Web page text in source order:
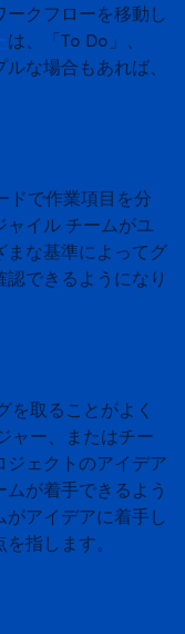
クフローを移動し
は、「To Do」、
な場合もあれば、
ドで作業項目を分
イル チームがユ
まな基準によってグ
できるようになり
を取ることがよく
ャー、またはチー
ジェクトのアイデア
が着手できるよう
アイデアに着手し
指します。